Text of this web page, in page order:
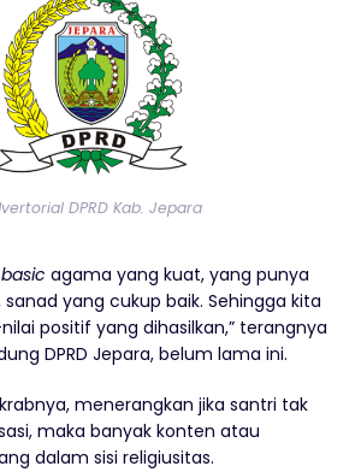
DPRD Kab. Jepara
basic agama yang kuat, yang punya
yang cukup baik. Sehingga kita
positif yang dihasilkan,” terangnya
DPRD Jepara, belum lama ini.
menerangkan jika santri tak
maka banyak konten atau
dalam sisi religiusitas.